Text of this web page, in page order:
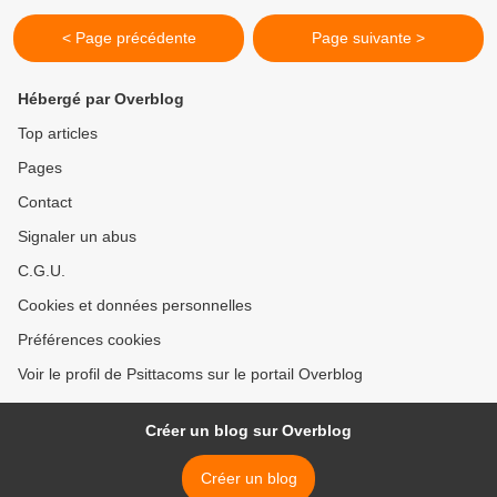
< Page précédente Page suivante >
Hébergé par Overblog
Top articles
Pages
Contact
Signaler un abus
C.G.U.
Cookies et données personnelles
Préférences cookies
Voir le profil de Psittacoms sur le portail Overblog
Créer un blog sur Overblog
Créer un blog